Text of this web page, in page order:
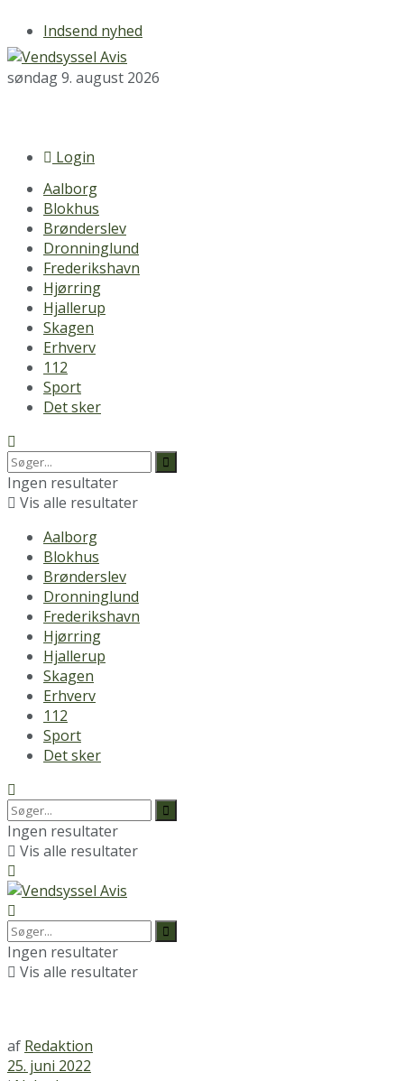
Indsend nyhed
søndag 9. august 2026
Login
Aalborg
Blokhus
Brønderslev
Dronninglund
Frederikshavn
Hjørring
Hjallerup
Skagen
Erhverv
112
Sport
Det sker
Ingen resultater
Vis alle resultater
Aalborg
Blokhus
Brønderslev
Dronninglund
Frederikshavn
Hjørring
Hjallerup
Skagen
Erhverv
112
Sport
Det sker
Ingen resultater
Vis alle resultater
Ingen resultater
Vis alle resultater
af Redaktion
25. juni 2022